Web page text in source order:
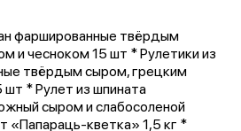
фаршированные твёрдым
и чесноком 15 шт * Рулетики из
твёрдым сыром, грецким
* Рулет из шпината
сыром и слабосоленой
«Папараць-кветка» 1,5 кг *